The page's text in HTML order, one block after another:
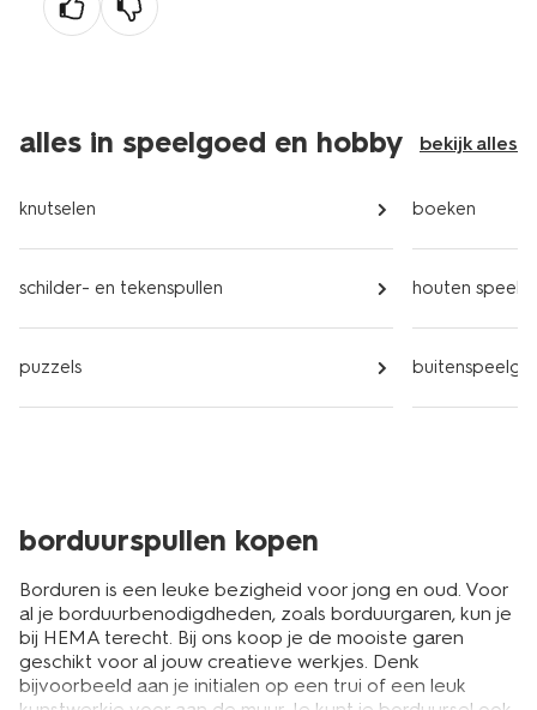
alles in speelgoed en hobby bekijk alles
knutselen
schilder- en tekenspullen
puzzels
boeken
houten
borduurspullen kopen
Borduren is een leuke bezigheid voor jong en oud. Voor
al je borduurbenodigdheden, zoals borduurgaren, kun je
bij HEMA terecht. Bij ons koop je de mooiste garen
geschikt voor al jouw creatieve werkjes. Denk
bijvoorbeeld aan je initialen op een trui of een leuk